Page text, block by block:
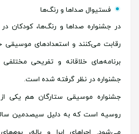
فستیوال صداها و رنگ‌ها
در جشنواره صداها و رنگ‌ها، کودکان
رقابت می‌کنند و استعدادهای موسیقی
برنامه‌های خلاقانه و تفریحی
جشنواره در نظر گرفته شده است.
جشنواره موسیقی ستارگان هم یکی از
روسیه است که به دلیل سیصدمین